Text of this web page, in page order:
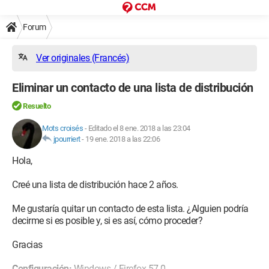
Forum
Ver originales (Francés)
Eliminar un contacto de una lista de distribución
Resuelto
Mots croisés - Editado el 8 ene. 2018 a las 23:04
jpourriert- 19 ene. 2018 a las 22:06
Hola,
Creé una lista de distribución hace 2 años.
Me gustaría quitar un contacto de esta lista. ¿Alguien podría
decirme si es posible y, si es así, cómo proceder?
Gracias